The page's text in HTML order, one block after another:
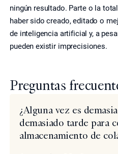
ningún resultado. Parte o la
haber sido creado, editado o
de inteligencia artificial y, a
pueden existir imprecisiones.
Preguntas
¿Alguna vez es
demasiado tarde para
almacenamiento de